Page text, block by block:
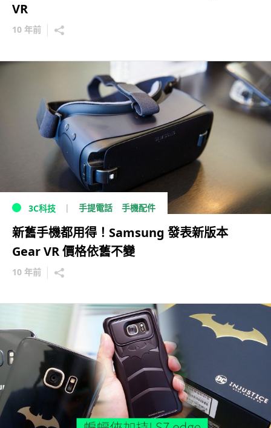
VR
10 年前
3C科技 手提電話 手機配件
新舊手機都用得！Samsung 發表新版本
Gear VR 價格依舊不變
10 年前